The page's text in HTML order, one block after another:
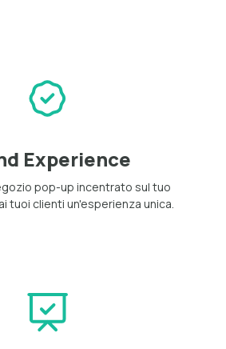
Experience
pop-up incentrato sul tuo
tuoi clienti un'esperienza unica.